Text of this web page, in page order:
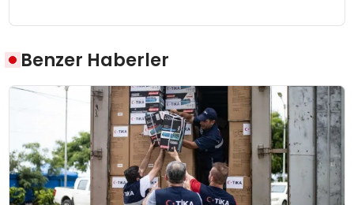
Benzer Haberler